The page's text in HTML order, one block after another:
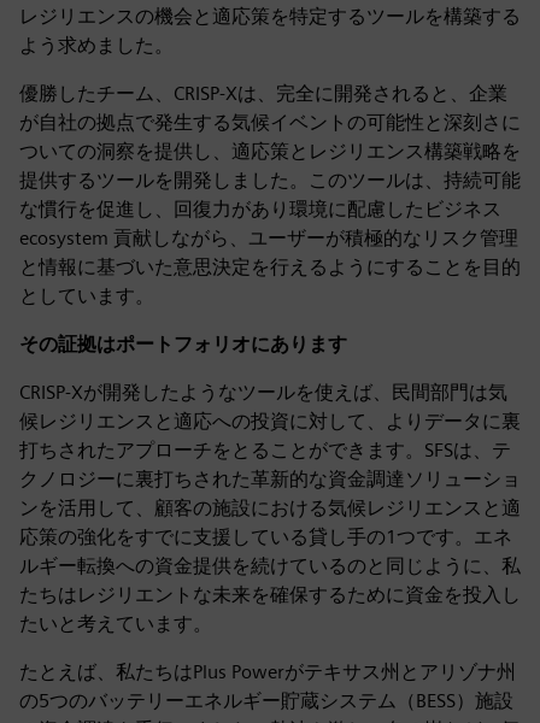
レジリエンスの機会と適応策を特定するツールを構築する
よう求めました。
優勝したチーム、CRISP-Xは、完全に開発されると、企業
が自社の拠点で発生する気候イベントの可能性と深刻さに
ついての洞察を提供し、適応策とレジリエンス構築戦略を
提供するツールを開発しました。このツールは、持続可能
な慣行を促進し、回復力があり環境に配慮したビジネス
ecosystem 貢献しながら、ユーザーが積極的なリスク管理
と情報に基づいた意思決定を行えるようにすることを目的
としています。
その証拠はポートフォリオにあります
CRISP-Xが開発したようなツールを使えば、民間部門は気
候レジリエンスと適応への投資に対して、よりデータに裏
打ちされたアプローチをとることができます。SFSは、テ
クノロジーに裏打ちされた革新的な資金調達ソリューショ
ンを活用して、顧客の施設における気候レジリエンスと適
応策の強化をすでに支援している貸し手の1つです。エネ
ルギー転換への資金提供を続けているのと同じように、私
たちはレジリエントな未来を確保するために資金を投入し
たいと考えています。
たとえば、私たちはPlus Powerがテキサス州とアリゾナ州
の5つのバッテリーエネルギー貯蔵システム（BESS）施設